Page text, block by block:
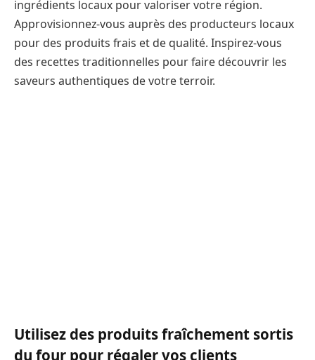
ingrédients locaux pour valoriser votre région.
Approvisionnez-vous auprès des producteurs locaux
pour des produits frais et de qualité. Inspirez-vous
des recettes traditionnelles pour faire découvrir les
saveurs authentiques de votre terroir.
Utilisez des produits fraîchement sortis
du four pour régaler vos clients